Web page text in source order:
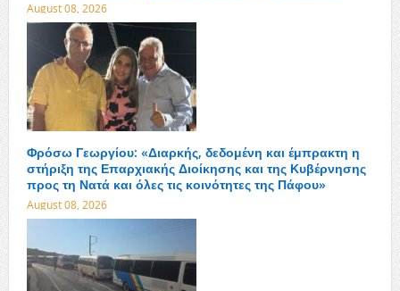
August 08, 2026
Φρόσω Γεωργίου: «Διαρκής, δεδομένη και έμπρακτη η
στήριξη της Επαρχιακής Διοίκησης και της Κυβέρνησης
προς τη Νατά και όλες τις κοινότητες της Πάφου»
August 08, 2026